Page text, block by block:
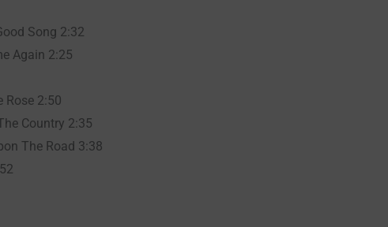
Song 2:32
Again 2:25
Rose 2:50
Country 2:35
The Road 3:38